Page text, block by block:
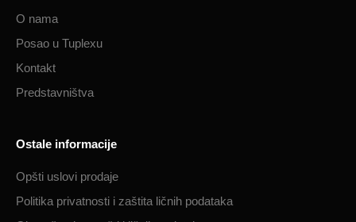
O nama
Posao u Tuplexu
Kontakt
Predstavništva
Ostale informacije
Opšti uslovi prodaje
Politika privatnosti i zaštita ličnih podataka​